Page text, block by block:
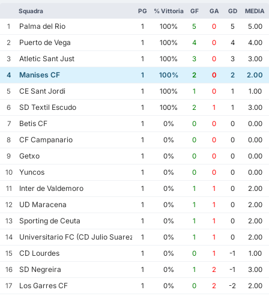
Squadra PG % Vittoria GF GA GD MEDIA
1 Palma del Rio 1 100% 5 0 5
5.00
2
Puerto de Vega 1 100% 4 0 4
4.00
3
Atletic Sant Just 1 100% 3 0 3
3.00
4
Manises CF 1 100% 2 0 2
2.00
5
CE Sant Jordi 1 100% 1 0 1
1.00
6
SD Textil Escudo 1 100% 2 1 1
3.00
7
Betis CF 1 0% 0 0 0
0.00
8
CF Campanario 1 0% 0 0 0
0.00
9
Getxo 1 0% 0 0 0
0.00
10
Yuncos 1 0% 0 0 0
0.00
11
Inter de Valdemoro 1 0% 1 1 0
2.00
12
UD Maracena 1 0% 1 1 0
2.00
13
Sporting de Ceuta 1 0% 1 1 0
2.00
14
Universitario FC (CD Julio Suarez) 1 0% 1 1 0
2.00
15
CD Lourdes 1 0% 0 1 -1
1.00
16
SD Negreira 1 0% 1 2 -1
3.00
17
Los Garres CF 1 0% 0 2 -2
2.00